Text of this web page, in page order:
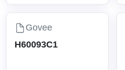
Govee
H60093C1